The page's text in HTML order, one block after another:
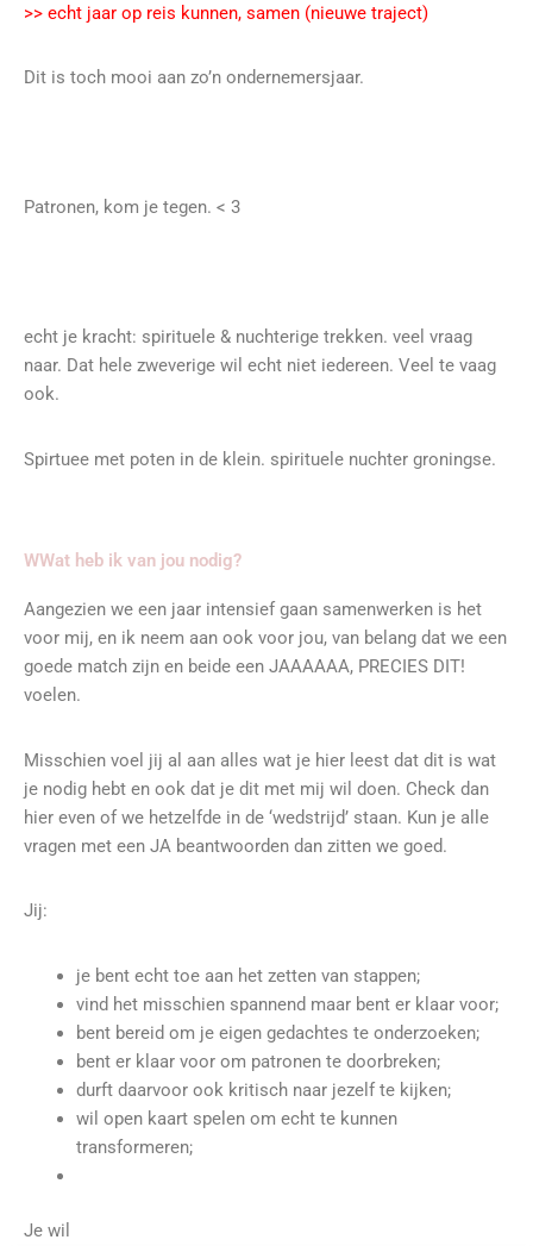
>> echt jaar op reis kunnen, samen (nieuwe traject)
Dit is toch mooi aan zo’n ondernemersjaar.
Patronen, kom je tegen. < 3
echt je kracht: spirituele & nuchterige trekken. veel vraag
naar. Dat hele zweverige wil echt niet iedereen. Veel te vaag
ook.
Spirtuee met poten in de klein. spirituele nuchter groningse.
WWat heb ik van jou nodig?
Aangezien we een jaar intensief gaan samenwerken is het
voor mij, en ik neem aan ook voor jou, van belang dat we een
goede match zijn en beide een JAAAAAA, PRECIES DIT!
voelen.
Misschien voel jij al aan alles wat je hier leest dat dit is wat
je nodig hebt en ook dat je dit met mij wil doen. Check dan
hier even of we hetzelfde in de ‘wedstrijd’ staan. Kun je alle
vragen met een JA beantwoorden dan zitten we goed.
Jij:
je bent echt toe aan het zetten van stappen;
vind het misschien spannend maar bent er klaar voor;
bent bereid om je eigen gedachtes te onderzoeken;
bent er klaar voor om patronen te doorbreken;
durft daarvoor ook kritisch naar jezelf te kijken;
wil open kaart spelen om echt te kunnen
transformeren;
Je wil